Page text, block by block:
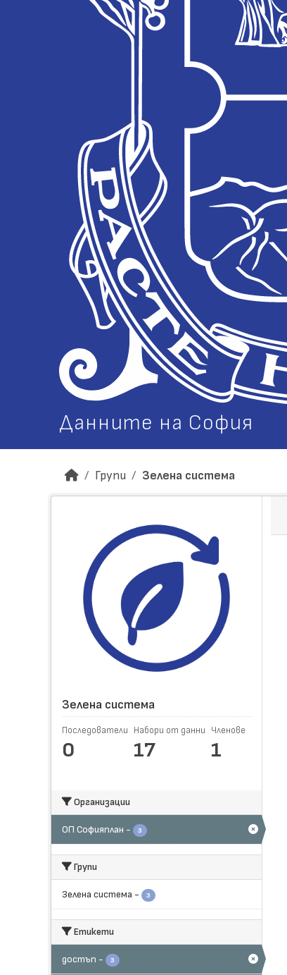
Данните на София
Групи Зелена система
Зелена система
Последователи
0
Набори от данни
17
Членове
1
Организации
ОП Софияплан - 3
Групи
Зелена система - 3
Етикети
достъп - 3